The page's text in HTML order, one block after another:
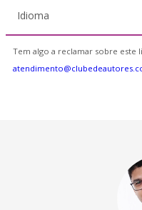
Idioma
Tem algo a reclamar sobre este